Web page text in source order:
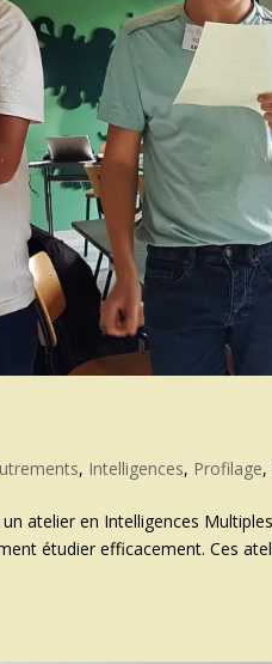
, Intelligences, Profilage,
atelier en Intelligences
étudier efficacement. Ces